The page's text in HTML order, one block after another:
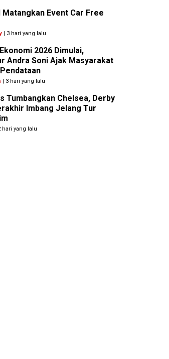
Event Car Free
| 3 hari yang lalu
2026 Dimulai,
Andra Soni Ajak Masyarakat
| 3 hari yang lalu
Tumbangkan Chelsea, Derby
Imbang Jelang Tur
hari yang lalu